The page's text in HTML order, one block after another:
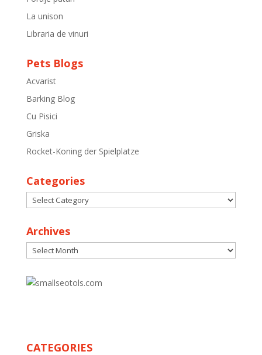
La unison
Libraria de vinuri
Pets Blogs
Acvarist
Barking Blog
Cu Pisici
Griska
Rocket-Koning der Spielplatze
Categories
Categories
Archives
Archives
CATEGORIES